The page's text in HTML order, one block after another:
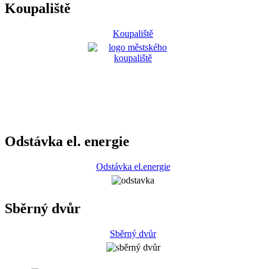
Koupaliště
Koupaliště
Odstávka el. energie
Odstávka el.energie
Sběrný dvůr
Sběrný dvůr